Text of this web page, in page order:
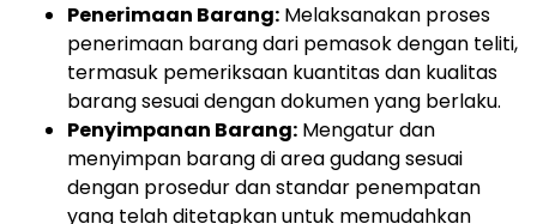
Penerimaan Barang: Melaksanakan proses
penerimaan barang dari pemasok dengan teliti,
termasuk pemeriksaan kuantitas dan kualitas
barang sesuai dengan dokumen yang berlaku.
Penyimpanan Barang: Mengatur dan
menyimpan barang di area gudang sesuai
dengan prosedur dan standar penempatan
yang telah ditetapkan untuk memudahkan